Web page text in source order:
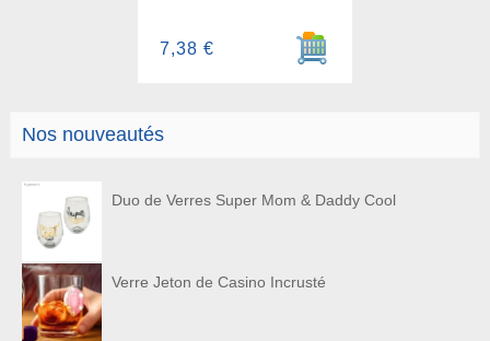
Nos nouveautés
Duo de Verres Super Mom & Daddy Cool
Verre Jeton de Casino Incrusté
Ajouter au panier
7,38 €